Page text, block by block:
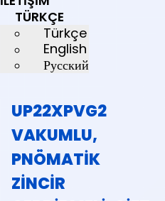
TÜRKÇE
Türkçe
English
Русский
UP22XPVG2
VAKUMLU,
PNÖMATİK
ZİNCİR